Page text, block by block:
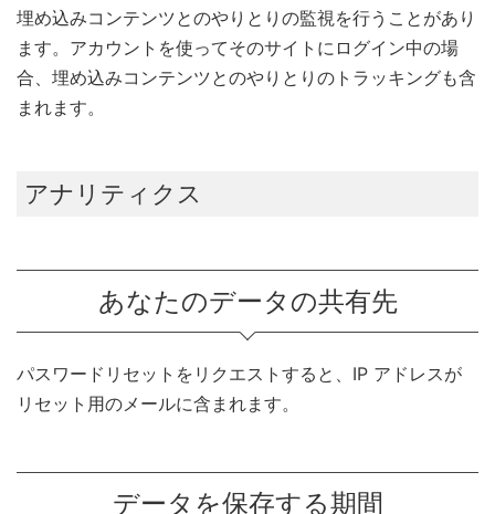
埋め込みコンテンツとのやりとりの監視を行うことがあり
ます。アカウントを使ってそのサイトにログイン中の場
合、埋め込みコンテンツとのやりとりのトラッキングも含
まれます。
アナリティクス
あなたのデータの共有先
パスワードリセットをリクエストすると、IP アドレスが
リセット用のメールに含まれます。
データを保存する期間